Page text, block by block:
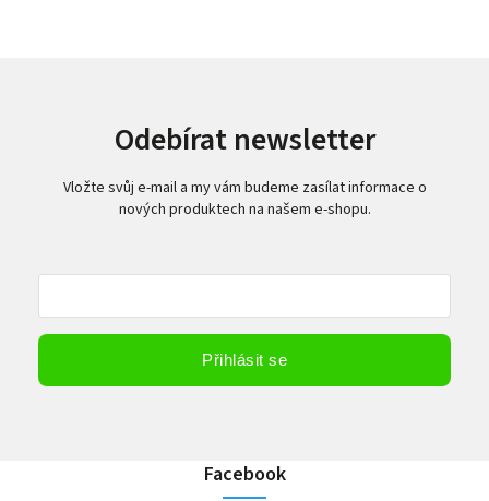
Odebírat newsletter
Vložte svůj e-mail a my vám budeme zasílat informace o
nových produktech na našem e-shopu.
Přihlásit se
Facebook